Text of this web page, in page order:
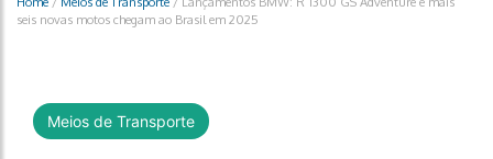
seis novas motos chegam ao Brasil em 2025
Meios de Transporte